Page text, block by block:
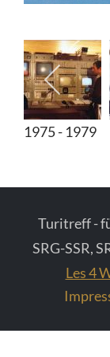
1975 - 1979
Turitreff -
SRG-SSR,
Les 4
Fotos vom